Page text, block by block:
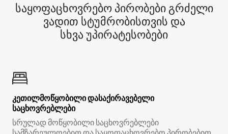
საყოფაცხოვრებო პირობები გრძელი
ვადით სტუმრობისთვის და
სხვა უპირატესობები
კეთილმოწყობილი დასაქირავებელი
საცხოვრებლები
სრულად მოწყობილი საცხოვრებლები